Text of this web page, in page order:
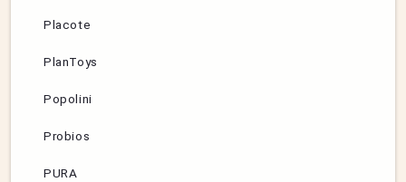
Placote
PlanToys
Popolini
Probios
PURA